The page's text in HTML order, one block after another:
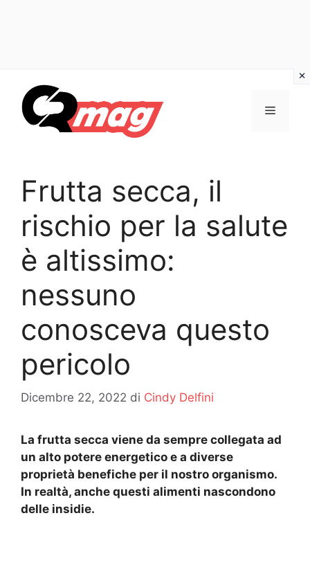
contenuto
Menu
Frutta secca, il
rischio per la salute
è altissimo:
nessuno
conosceva questo
pericolo
Dicembre 22, 2022 di Cindy Delfini
La frutta secca viene da sempre collegata ad
un alto potere energetico e a diverse
proprietà benefiche per il nostro organismo.
In realtà, anche questi alimenti nascondono
delle insidie.